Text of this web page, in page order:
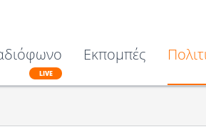
LIVE
Εκπομπές